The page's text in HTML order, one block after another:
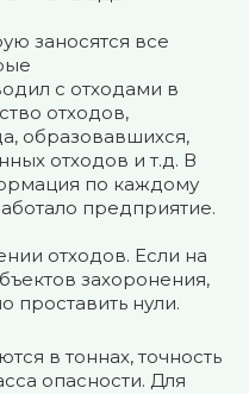
заносятся все
с отходами в
отходов,
образовавшихся,
отходов и т.д. В
по каждому
предприятие.
отходов. Если на
захоронения,
проставить нули.
в тоннах, точность
опасности. Для